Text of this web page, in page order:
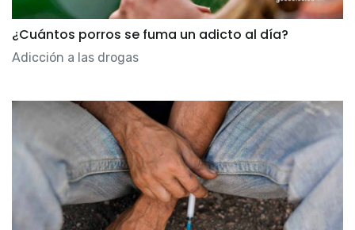
¿Cuántos porros se fuma un adicto al día?
Adicción a las drogas